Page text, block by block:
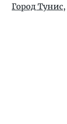
Город Тунис,